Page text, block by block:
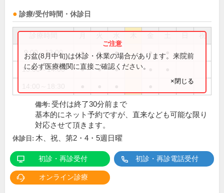
診療/受付時間・休診日
祝
9:00～13:00 ● ● ● ● ●
13:00～14:00 ● ● ●
お盆(8月中旬)は休診・休業の場合があります。来院前
に必ず医療機関に直接ご確認ください。
×閉じる
備考: 受付は終了30分前まで
基本的にネット予約ですが、直来なども可能な限り
対応させて頂きます。
休診日: 木、祝、第2・4・5週日曜
初診・再診受付 初診・再診電話受付
オンライン診療